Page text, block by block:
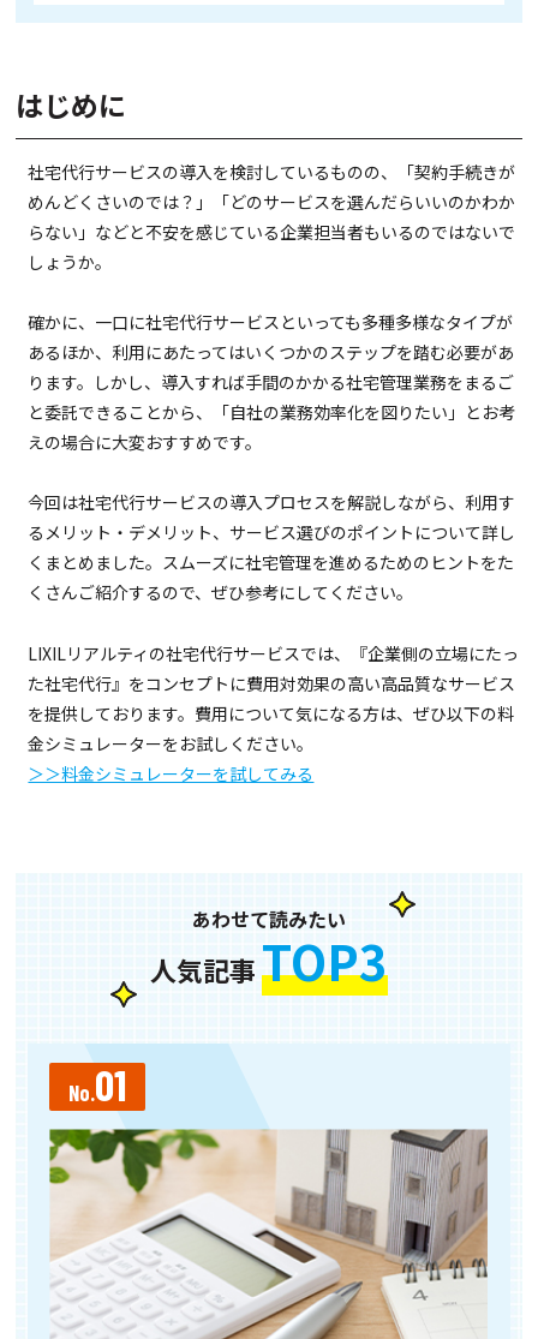
はじめに
社宅代行サービスの導入を検討しているものの、「契約手続きが
めんどくさいのでは？」「どのサービスを選んだらいいのかわか
らない」などと不安を感じている企業担当者もいるのではないで
しょうか。
確かに、一口に社宅代行サービスといっても多種多様なタイプが
あるほか、利用にあたってはいくつかのステップを踏む必要があ
ります。しかし、導入すれば手間のかかる社宅管理業務をまるご
と委託できることから、「自社の業務効率化を図りたい」とお考
えの場合に大変おすすめです。
今回は社宅代行サービスの導入プロセスを解説しながら、利用す
るメリット・デメリット、サービス選びのポイントについて詳し
くまとめました。スムーズに社宅管理を進めるためのヒントをた
くさんご紹介するので、ぜひ参考にしてください。
LIXILリアルティの社宅代行サービスでは、『企業側の立場にたっ
た社宅代行』をコンセプトに費用対効果の高い高品質なサービス
を提供しております。費用について気になる方は、ぜひ以下の料
金シミュレーターをお試しください。
＞＞料金シミュレーターを試してみる
あわせて読みたい
人気記事TOP3